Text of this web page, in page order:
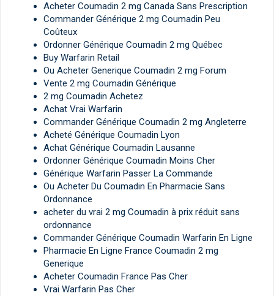
Acheter Coumadin 2 mg Canada Sans Prescription
Commander Générique 2 mg Coumadin Peu
Coûteux
Ordonner Générique Coumadin 2 mg Québec
Buy Warfarin Retail
Ou Acheter Generique Coumadin 2 mg Forum
Vente 2 mg Coumadin Générique
2 mg Coumadin Achetez
Achat Vrai Warfarin
Commander Générique Coumadin 2 mg Angleterre
Acheté Générique Coumadin Lyon
Achat Générique Coumadin Lausanne
Ordonner Générique Coumadin Moins Cher
Générique Warfarin Passer La Commande
Ou Acheter Du Coumadin En Pharmacie Sans
Ordonnance
acheter du vrai 2 mg Coumadin à prix réduit sans
ordonnance
Commander Générique Coumadin Warfarin En Ligne
Pharmacie En Ligne France Coumadin 2 mg
Generique
Acheter Coumadin France Pas Cher
Vrai Warfarin Pas Cher